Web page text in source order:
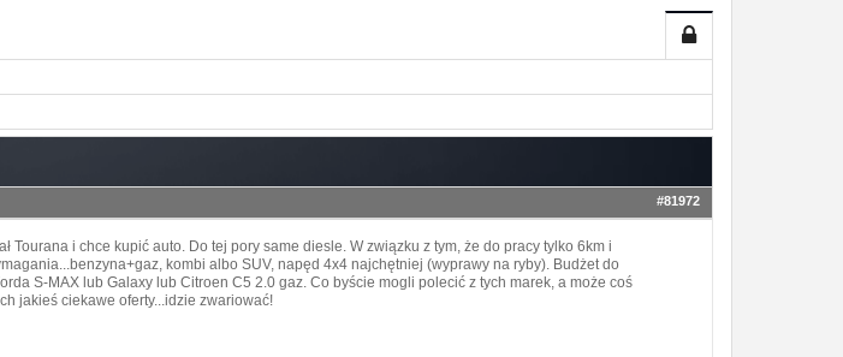
#81972
Tourana i chce kupić auto. Do tej pory same diesle. W związku z tym, że do pracy tylko 6km i
kombi albo SUV, napęd 4x4 najchętniej (wyprawy na ryby). Budżet do
S-MAX lub Galaxy lub Citroen C5 2.0 gaz. Co byście mogli polecić z tych marek, a może coś
jakieś ciekawe oferty...idzie zwariować!